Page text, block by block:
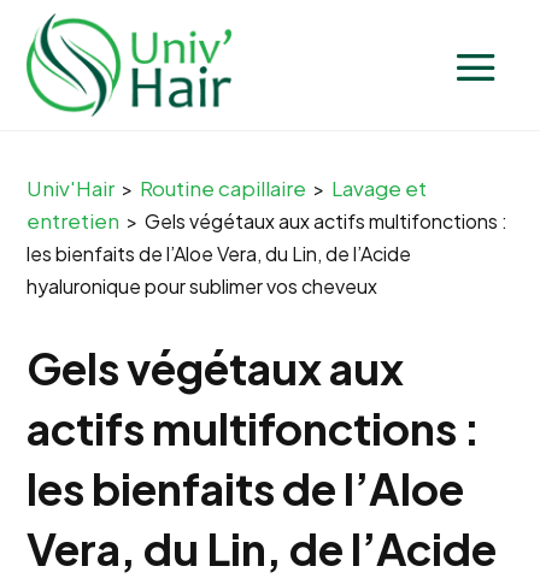
Univ'Hair > Routine capillaire > Lavage et
entretien >Gels végétaux aux actifs multifonctions :
les bienfaits de l’Aloe Vera, du Lin, de l’Acide
hyaluronique pour sublimer vos cheveux
Gels végétaux aux
actifs multifonctions :
les bienfaits de l’Aloe
Vera, du Lin, de l’Acide